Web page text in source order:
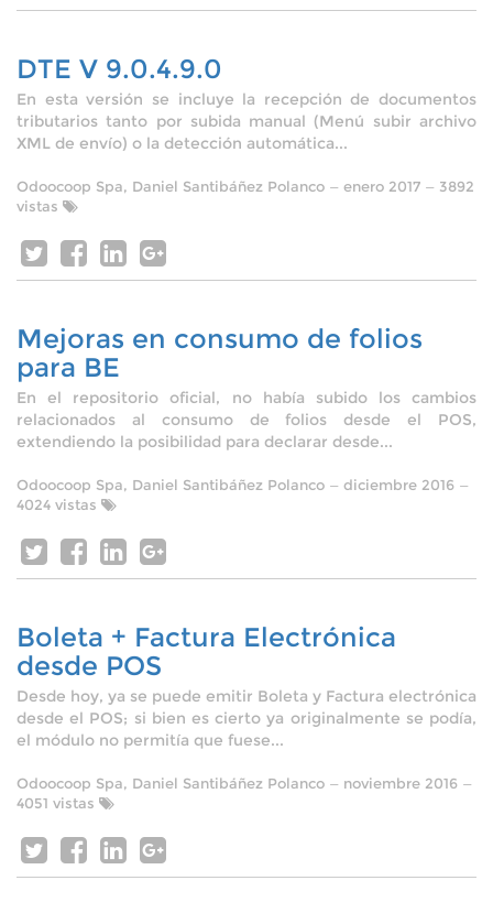
DTE V 9.0.4.9.0
En esta versión se incluye la recepción de documentos
tributarios tanto por subida manual (Menú subir archivo
XML de envío) o la detección automática...
Odoocoop Spa, Daniel Santibáñez Polanco — enero 2017 — 3892
vistas
Mejoras en consumo de folios
para BE
En el repositorio oficial, no había subido los cambios
relacionados al consumo de folios desde el POS,
extendiendo la posibilidad para declarar desde...
Odoocoop Spa, Daniel Santibáñez Polanco — diciembre 2016 —
4024 vistas
Boleta + Factura Electrónica
desde POS
Desde hoy, ya se puede emitir Boleta y Factura electrónica
desde el POS; si bien es cierto ya originalmente se podía,
el módulo no permitía que fuese...
Odoocoop Spa, Daniel Santibáñez Polanco — noviembre 2016 —
4051 vistas